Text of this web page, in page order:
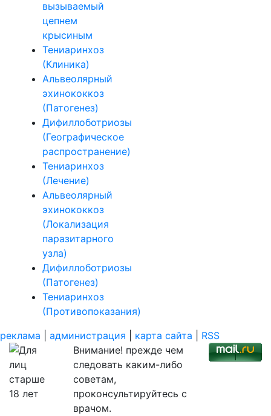
вызываемый
цепнем
крысиным
Тениаринхоз
(Клиника)
Альвеолярный
эхинококкоз
(Патогенез)
Дифиллоботриозы
(Географическое
распространение)
Тениаринхоз
(Лечение)
Альвеолярный
эхинококкоз
(Локализация
паразитарного
узла)
Дифиллоботриозы
(Патогенез)
Тениаринхоз
(Противопоказания)
реклама
администрация карта сайта
RSS
Внимание! прежде чем
следовать каким-либо
советам,
проконсультируйтесь с
врачом.